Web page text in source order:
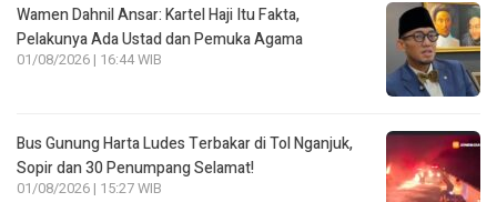
Wamen Dahnil Ansar: Kartel Haji Itu Fakta,
Pelakunya Ada Ustad dan Pemuka Agama
01/08/2026 | 16:44 WIB
Bus Gunung Harta Ludes Terbakar di Tol Nganjuk,
Sopir dan 30 Penumpang Selamat!
01/08/2026 | 15:27 WIB